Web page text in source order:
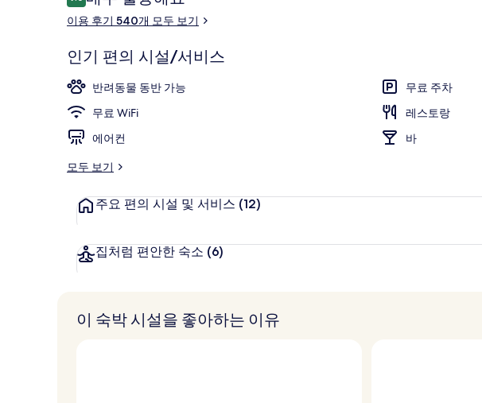
용
후
이용 후기 540개 모두 보기
인기 편의 시설/서비스
반려동물 동반 가능
무료 주차
무료 WiFi
레스토랑
에어컨
바
모두 보기
주요 편의 시설 및 서비스 (12)
집처럼 편안한 숙소 (6)
이 숙박 시설을 좋아하는 이유